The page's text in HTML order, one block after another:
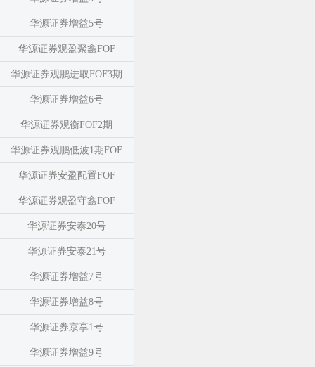
华源证券增益5号
华源证券观盈聚鑫FOF
华源证券观鹏进取FOF3期
华源证券增益6号
华源证券观衡FOF2期
华源证券观鹏低波1期FOF
华源证券安盈配置FOF
华源证券观盈守鑫FOF
华源证券安泰20号
华源证券安泰21号
华源证券增益7号
华源证券增益8号
华源证券京享1号
华源证券增益9号